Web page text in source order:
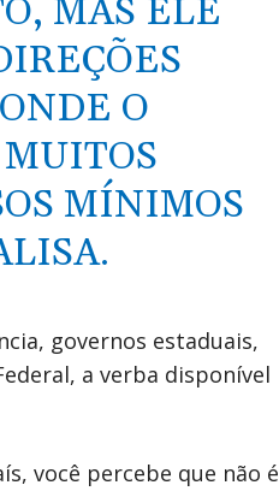
MAS ELE
O
MÍNIMOS
governos estaduais,
a verba disponível
você percebe que não é